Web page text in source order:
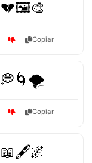
💔🖼️🎨
Copiar
💭🌀🌪️
Copiar
📖🖋️🌌